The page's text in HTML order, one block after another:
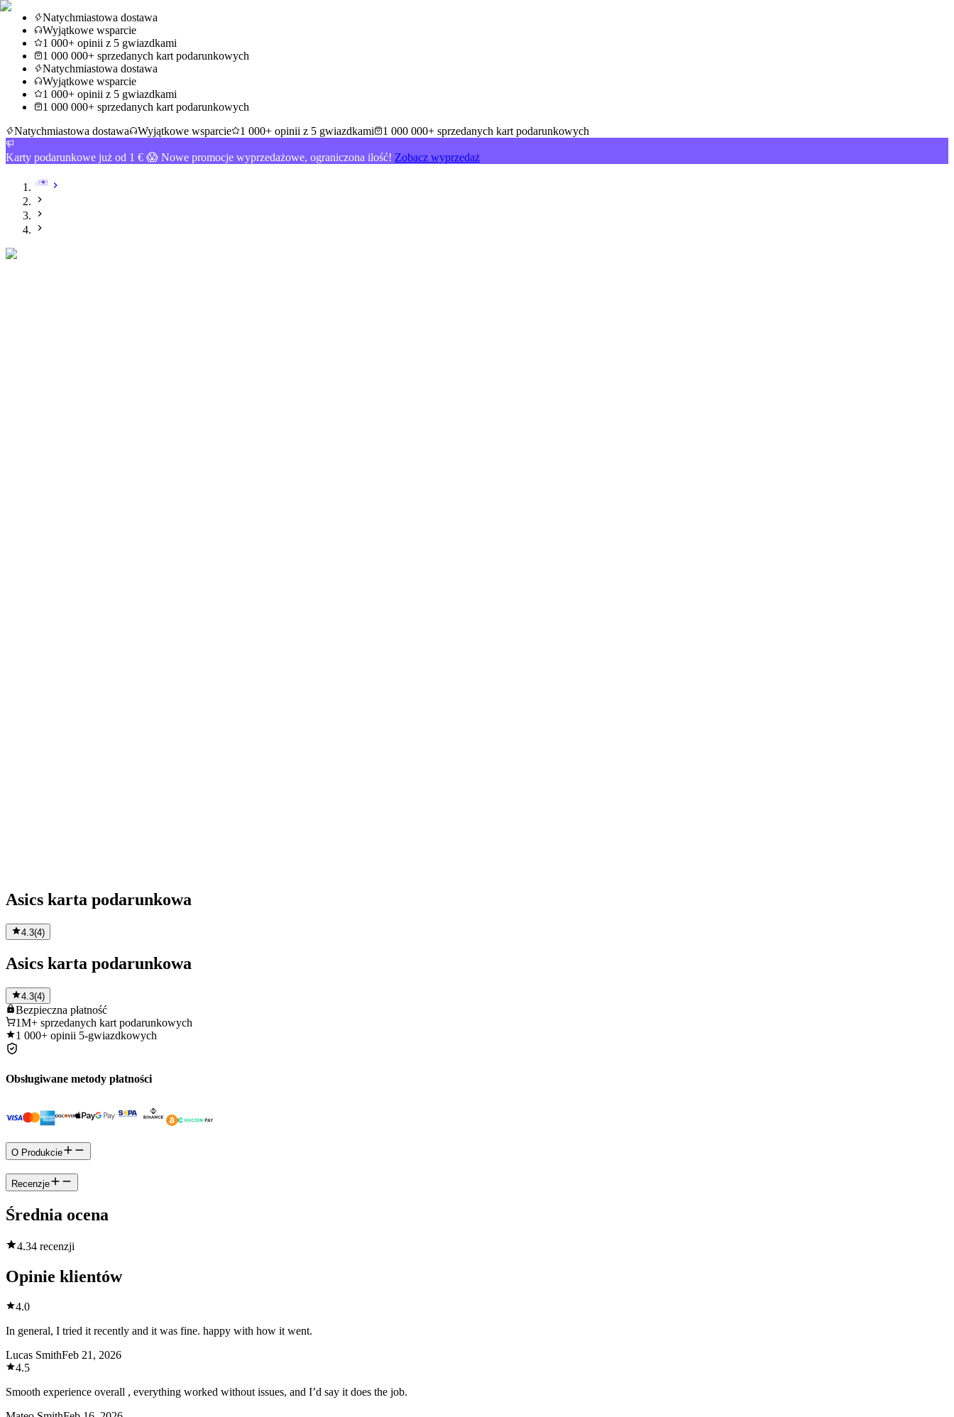
Natychmiastowa dostawa
Wyjątkowe wsparcie
1 000+ opinii z 5 gwiazdkami
1 000 000+ sprzedanych kart podarunkowych
Natychmiastowa dostawa
Wyjątkowe wsparcie
1 000+ opinii z 5 gwiazdkami
1 000 000+ sprzedanych kart podarunkowych
Natychmiastowa dostawa
Wyjątkowe wsparcie 1 000+ opinii z 5 gwiazdkami 1 000 000+ sprzedanych kart podarunkowych
Karty podarunkowe już od 1 € 😱 Nowe promocje wyprzedażowe, ograniczona ilość! Zobacz wyprzedaż
Asics karta podarunkowa
4.3(4)
Asics karta podarunkowa
4.3(4)
Bezpieczna płatność
1M+ sprzedanych kart podarunkowych
1 000+ opinii 5-gwiazdkowych
Obsługiwane metody płatności
O Produkcie
Recenzje
Średnia ocena
4.34 recenzji
Opinie klientów
4.0
In general, I tried it recently and it was fine. happy with how it went.
Lucas SmithFeb 21, 2026
4.5
Smooth experience overall , everything worked without issues, and I’d say it does the job.